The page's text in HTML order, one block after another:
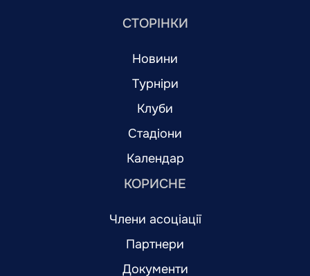
СТОРІНКИ
Новини
Турніри
Клуби
Стадіони
Календар
КОРИСНЕ
Члени асоціації
Партнери
Документи